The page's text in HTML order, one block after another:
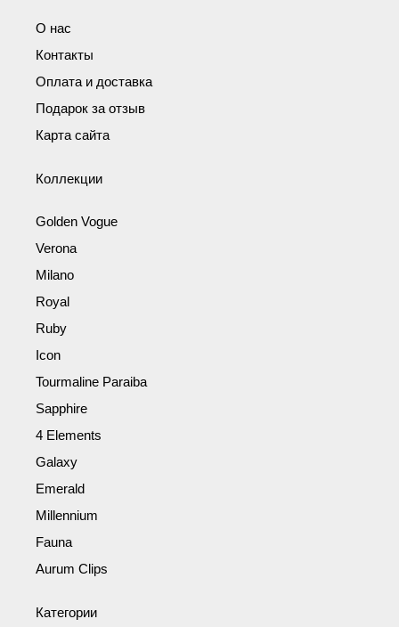
О нас
Контакты
Оплата и доставка
Подарок за отзыв
Карта сайта
Коллекции
Golden Vogue
Verona
Milano
Royal
Ruby
Icon
Tourmaline Paraiba
Sapphire
4 Elements
Galaxy
Emerald
Millennium
Fauna
Aurum Clips
Категории